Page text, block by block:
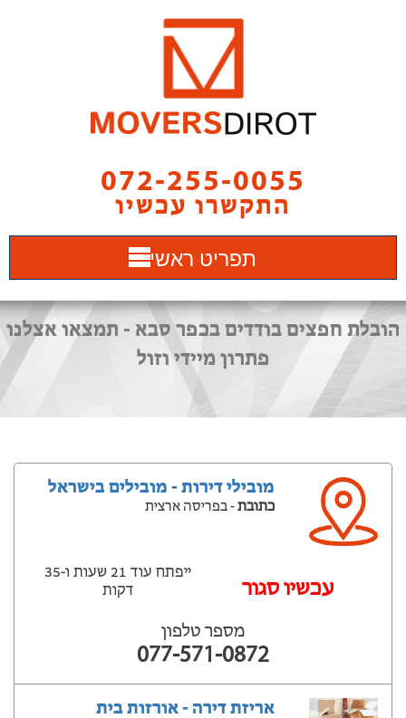
072-255-0055
התקשרו עכשיו
תפריט ראשי
הובלת חפצים בודדים בכפר סבא - תמצאו אצלנו
פתרון מיידי וזול
מובילי דירות - מובילים בישראל
כתובת- בפריסה ארצית
עכשיו סגור
ייפתח עוד 21 שעות ‫ו-35
דקות
מספר טלפון
077-571-0872
אריזת דירה - אורזות בית